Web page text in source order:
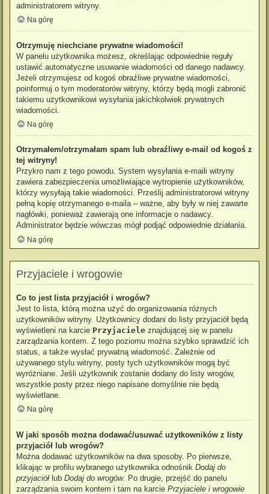
administratorem witryny.
Na górę
Otrzymuję niechciane prywatne wiadomości!
W panelu użytkownika możesz, określając odpowiednie reguły
ustawić automatyczne usuwanie wiadomości od danego nadawcy.
Jeżeli otrzymujesz od kogoś obraźliwe prywatne wiadomości,
poinformuj o tym moderatorów witryny, którzy będą mogli zabronić
takiemu użytkownikowi wysyłania jakichkolwiek prywatnych
wiadomości.
Na górę
Otrzymałem/otrzymałam spam lub obraźliwy e-mail od kogoś z
tej witryny!
Przykro nam z tego powodu. System wysyłania e-maili witryny
zawiera zabezpieczenia umożliwiające wytropienie użytkowników,
którzy wysyłają takie wiadomości. Prześlij administratorowi witryny
pełną kopię otrzymanego e-maila – ważne, aby były w niej zawarte
nagłówki, ponieważ zawierają one informacje o nadawcy.
Administrator będzie wówczas mógł podjąć odpowiednie działania.
Na górę
Przyjaciele i wrogowie
Co to jest lista przyjaciół i wrogów?
Jest to lista, którą można użyć do organizowania różnych
użytkowników witryny. Użytkownicy dodani do listy przyjaciół będą
wyświetleni na karcie Przyjaciele znajdującej się w panelu
zarządzania kontem. Z tego poziomu można szybko sprawdzić ich
status, a także wysłać prywatną wiadomość. Zależnie od
używanego stylu witryny, posty tych użytkowników mogą być
wyróżniane. Jeśli użytkownik zostanie dodany do listy wrogów,
wszystkie posty przez niego napisane domyślnie nie będą
wyświetlane.
Na górę
W jaki sposób można dodawać/usuwać użytkowników z listy
przyjaciół lub wrogów?
Można dodawać użytkowników na dwa sposoby. Po pierwsze,
klikając w profilu wybranego użytkownika odnośnik Dodaj do
przyjaciół lub Dodaj do wrogów. Po drugie, przejść do panelu
zarządzania swoim kontem i tam na karcie Przyjaciele i wrogowie